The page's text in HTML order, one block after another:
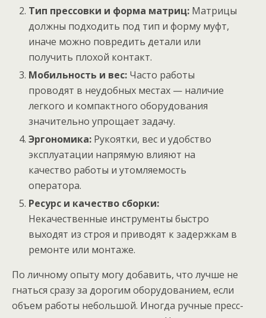
Тип прессовки и форма матриц: Матрицы
должны подходить под тип и форму муфт,
иначе можно повредить детали или
получить плохой контакт.
Мобильность и вес: Часто работы
проводят в неудобных местах — наличие
легкого и компактного оборудования
значительно упрощает задачу.
Эргономика: Рукоятки, вес и удобство
эксплуатации напрямую влияют на
качество работы и утомляемость
оператора.
Ресурс и качество сборки:
Некачественные инструменты быстро
выходят из строя и приводят к задержкам в
ремонте или монтаже.
По личному опыту могу добавить, что лучше не
гнаться сразу за дорогим оборудованием, если
объем работы небольшой. Иногда ручные пресс-